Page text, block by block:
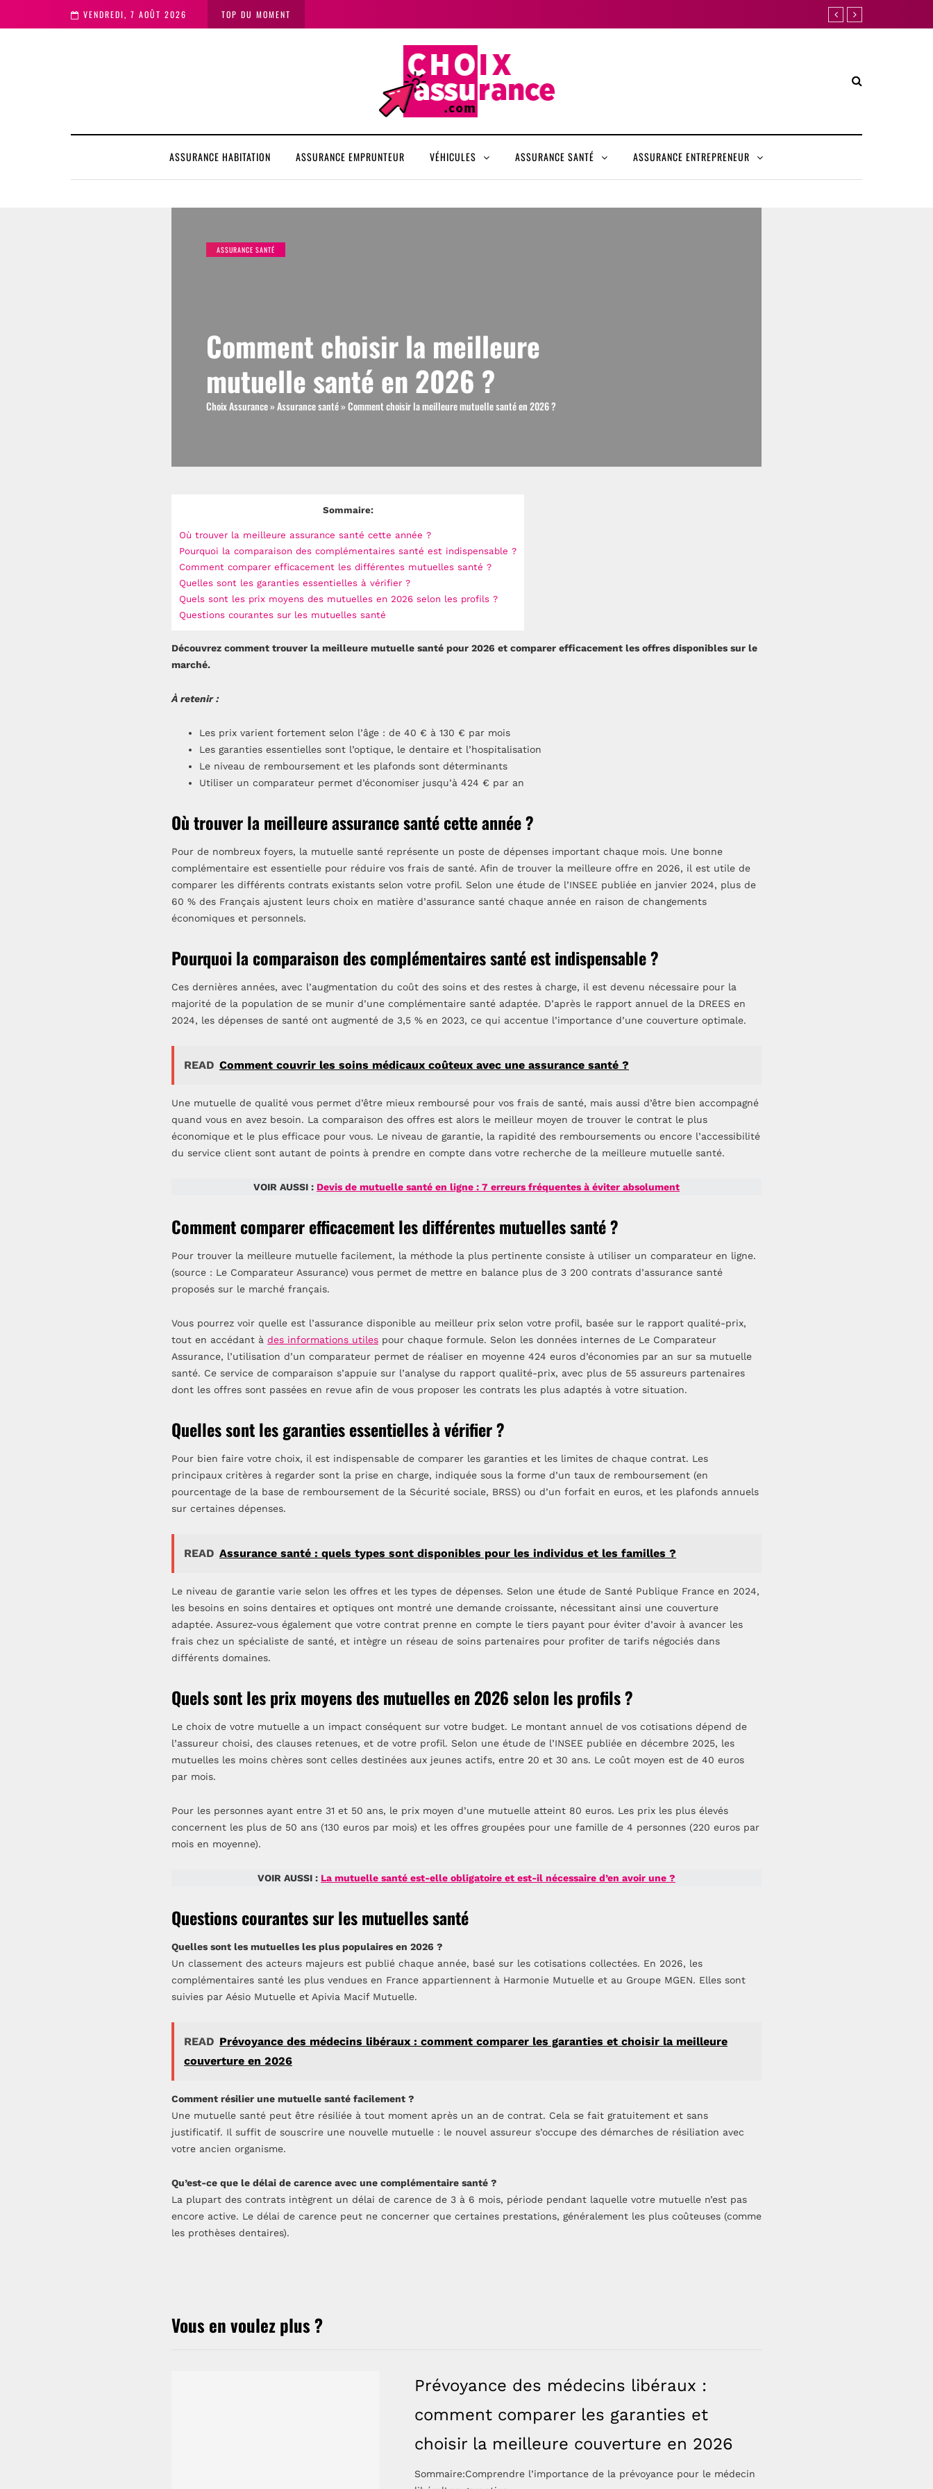
VENDREDI, 7 AOÛT 2026 TOP DU MOMENT
ASSURANCE HABITATION ASSURANCE EMPRUNTEUR VÉHICULES ASSURANCE SANTÉ ASSURANCE ENTREPRENEUR
ASSURANCE SANTÉ
Comment choisir la meilleure
mutuelle santé en 2026 ?
Choix Assurance»Assurance santé»Comment choisir la meilleure mutuelle santé en 2026 ?
Sommaire:
Où trouver la meilleure assurance santé cette année ?
Pourquoi la comparaison des complémentaires santé est indispensable ?
Comment comparer efficacement les différentes mutuelles santé ?
Quelles sont les garanties essentielles à vérifier ?
Quels sont les prix moyens des mutuelles en 2026 selon les profils ?
Questions courantes sur les mutuelles santé
Découvrez comment trouver la meilleure mutuelle santé pour 2026 et comparer efficacement les offres disponibles sur le
marché.
À retenir :
Les prix varient fortement selon l’âge : de 40 € à 130 € par mois
Les garanties essentielles sont l’optique, le dentaire et l’hospitalisation
Le niveau de remboursement et les plafonds sont déterminants
Utiliser un comparateur permet d’économiser jusqu’à 424 € par an
Où trouver la meilleure assurance santé cette année ?
Pour de nombreux foyers, la mutuelle santé représente un poste de dépenses important chaque mois. Une bonne
complémentaire est essentielle pour réduire vos frais de santé. Afin de trouver la meilleure offre en 2026, il est utile de
comparer les différents contrats existants selon votre profil. Selon une étude de l’INSEE publiée en janvier 2024, plus de
60 % des Français ajustent leurs choix en matière d’assurance santé chaque année en raison de changements
économiques et personnels.
Pourquoi la comparaison des complémentaires santé est indispensable ?
Ces dernières années, avec l’augmentation du coût des soins et des restes à charge, il est devenu nécessaire pour la
majorité de la population de se munir d’une complémentaire santé adaptée. D’après le rapport annuel de la DREES en
2024, les dépenses de santé ont augmenté de 3,5 % en 2023, ce qui accentue l’importance d’une couverture optimale.
READ Comment couvrir les soins médicaux coûteux avec une assurance santé ?
Une mutuelle de qualité vous permet d’être mieux remboursé pour vos frais de santé, mais aussi d’être bien accompagné
quand vous en avez besoin. La comparaison des offres est alors le meilleur moyen de trouver le contrat le plus
économique et le plus efficace pour vous. Le niveau de garantie, la rapidité des remboursements ou encore l’accessibilité
du service client sont autant de points à prendre en compte dans votre recherche de la meilleure mutuelle santé.
VOIR AUSSI : Devis de mutuelle santé en ligne : 7 erreurs fréquentes à éviter absolument
Comment comparer efficacement les différentes mutuelles santé ?
Pour trouver la meilleure mutuelle facilement, la méthode la plus pertinente consiste à utiliser un comparateur en ligne.
(source : Le Comparateur Assurance) vous permet de mettre en balance plus de 3 200 contrats d’assurance santé
proposés sur le marché français.
Vous pourrez voir quelle est l’assurance disponible au meilleur prix selon votre profil, basée sur le rapport qualité-prix,
tout en accédant à des informations utiles pour chaque formule. Selon les données internes de Le Comparateur
Assurance, l’utilisation d’un comparateur permet de réaliser en moyenne 424 euros d’économies par an sur sa mutuelle
santé. Ce service de comparaison s’appuie sur l’analyse du rapport qualité-prix, avec plus de 55 assureurs partenaires
dont les offres sont passées en revue afin de vous proposer les contrats les plus adaptés à votre situation.
Quelles sont les garanties essentielles à vérifier ?
Pour bien faire votre choix, il est indispensable de comparer les garanties et les limites de chaque contrat. Les
principaux critères à regarder sont la prise en charge, indiquée sous la forme d’un taux de remboursement (en
pourcentage de la base de remboursement de la Sécurité sociale, BRSS) ou d’un forfait en euros, et les plafonds annuels
sur certaines dépenses.
READ Assurance santé : quels types sont disponibles pour les individus et les familles ?
Le niveau de garantie varie selon les offres et les types de dépenses. Selon une étude de Santé Publique France en 2024,
les besoins en soins dentaires et optiques ont montré une demande croissante, nécessitant ainsi une couverture
adaptée. Assurez-vous également que votre contrat prenne en compte le tiers payant pour éviter d’avoir à avancer les
frais chez un spécialiste de santé, et intègre un réseau de soins partenaires pour profiter de tarifs négociés dans
différents domaines.
Quels sont les prix moyens des mutuelles en 2026 selon les profils ?
Le choix de votre mutuelle a un impact conséquent sur votre budget. Le montant annuel de vos cotisations dépend de
l’assureur choisi, des clauses retenues, et de votre profil. Selon une étude de l’INSEE publiée en décembre 2025, les
mutuelles les moins chères sont celles destinées aux jeunes actifs, entre 20 et 30 ans. Le coût moyen est de 40 euros
par mois.
Pour les personnes ayant entre 31 et 50 ans, le prix moyen d’une mutuelle atteint 80 euros. Les prix les plus élevés
concernent les plus de 50 ans (130 euros par mois) et les offres groupées pour une famille de 4 personnes (220 euros par
mois en moyenne).
VOIR AUSSI : La mutuelle santé est-elle obligatoire et est-il nécessaire d’en avoir une ?
Questions courantes sur les mutuelles santé
Quelles sont les mutuelles les plus populaires en 2026 ?
Un classement des acteurs majeurs est publié chaque année, basé sur les cotisations collectées. En 2026, les
complémentaires santé les plus vendues en France appartiennent à Harmonie Mutuelle et au Groupe MGEN. Elles sont
suivies par Aésio Mutuelle et Apivia Macif Mutuelle.
READ Prévoyance des médecins libéraux : comment comparer les garanties et choisir la meilleure
couverture en 2026
Comment résilier une mutuelle santé facilement ?
Une mutuelle santé peut être résiliée à tout moment après un an de contrat. Cela se fait gratuitement et sans
justificatif. Il suffit de souscrire une nouvelle mutuelle : le nouvel assureur s’occupe des démarches de résiliation avec
votre ancien organisme.
Qu’est-ce que le délai de carence avec une complémentaire santé ?
La plupart des contrats intègrent un délai de carence de 3 à 6 mois, période pendant laquelle votre mutuelle n’est pas
encore active. Le délai de carence peut ne concerner que certaines prestations, généralement les plus coûteuses (comme
les prothèses dentaires).
Vous en voulez plus ?
Prévoyance des médecins libéraux :
comment comparer les garanties et
choisir la meilleure couverture en 2026
Sommaire:Comprendre l’importance de la prévoyance pour le médecin